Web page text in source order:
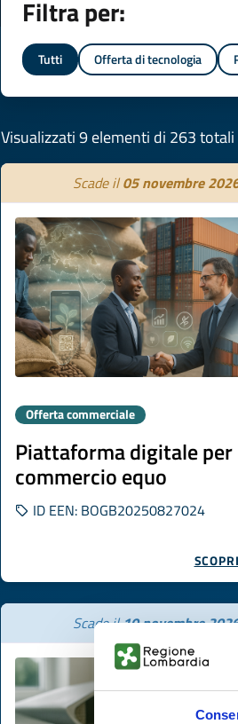
Filtra per:
Tutti Offerta di tecnologia
Visualizzati 9 elementi di 263 totali
Scade il05 novembre
Offerta commerciale
Piattaforma digitale per
commercio equo
ID EEN: BOGB20250827024
Scade il10 novembre